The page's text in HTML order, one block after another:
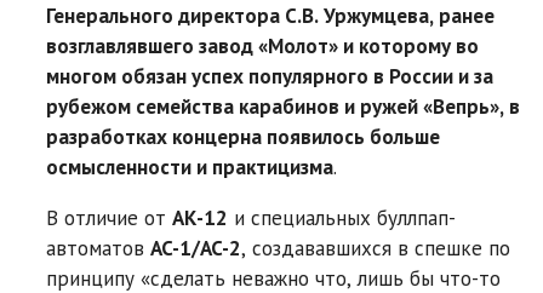
Генерального директора С.В. Уржумцева, ранее
возглавлявшего завод «Молот» и которому во
многом обязан успех популярного в России и за
рубежом семейства карабинов и ружей «Вепрь», в
разработках концерна появилось больше
осмысленности и практицизма.
В отличие от АК-12 и специальных буллпап-
автоматов AC-1/AC-2, создававшихся в спешке по
принципу «сделать неважно что, лишь бы что-то